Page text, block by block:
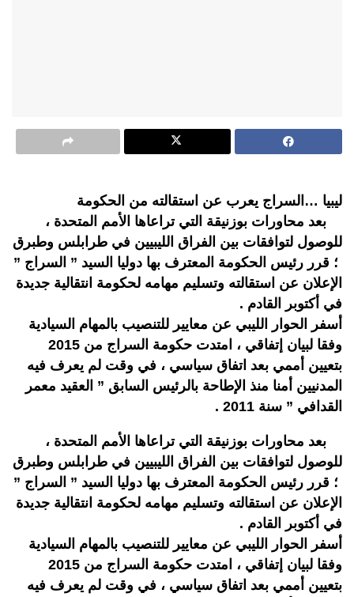
ليبيا …السراج يعرب عن استقالته من الحكومة
بعد محاورات بوزنيقة التي تراعاها الأمم المتحدة ،
للوصول لتوافقات بين الفراق الليبيين في طرابلس وطبرق
؛ قرر رئيس الحكومة المعترف بها دوليا السيد ” السراج ”
الإعلان عن استقالته وتسليم مهامه لحكومة انتقالية جديدة
في أكتوبر القادم .
أسفر الحوار الليبي عن معايير للتنصيب بالمهام السيادية
وفقا لبيان إتفاقي ، امتدت حكومة السراج من 2015
بتعيين أممي بعد اتفاق سياسي ، في وقت لم يعرف فيه
المدنيين أمنا منذ الإطاحة بالرئيس السابق ” العقيد معمر
القدافي ” سنة 2011 .
بعد محاورات بوزنيقة التي تراعاها الأمم المتحدة ،
للوصول لتوافقات بين الفراق الليبيين في طرابلس وطبرق
؛ قرر رئيس الحكومة المعترف بها دوليا السيد ” السراج ”
الإعلان عن استقالته وتسليم مهامه لحكومة انتقالية جديدة
في أكتوبر القادم .
أسفر الحوار الليبي عن معايير للتنصيب بالمهام السيادية
وفقا لبيان إتفاقي ، امتدت حكومة السراج من 2015
بتعيين أممي بعد اتفاق سياسي ، في وقت لم يعرف فيه